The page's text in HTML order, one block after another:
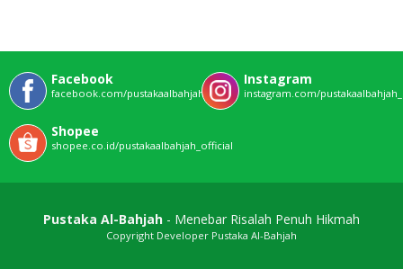
Facebook
facebook.com/pustakaalbahjahofficial
Instagram
instagram.com/
Shopee
shopee.co.id/pustakaalbahjah_official
Pustaka Al-Bahjah - Menebar Risalah Penuh Hikmah
Copyright Developer Pustaka Al-Bahjah